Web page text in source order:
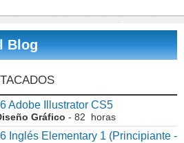
Blog
Adobe Illustrator CS5
Gráfico - 82 horas
Inglés Elementary 1 (Principiante -